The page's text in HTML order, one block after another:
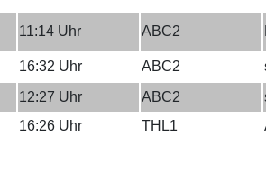
11:14 Uhr ABC2
16:32 Uhr ABC2
12:27 Uhr ABC2
16:26 Uhr THL1